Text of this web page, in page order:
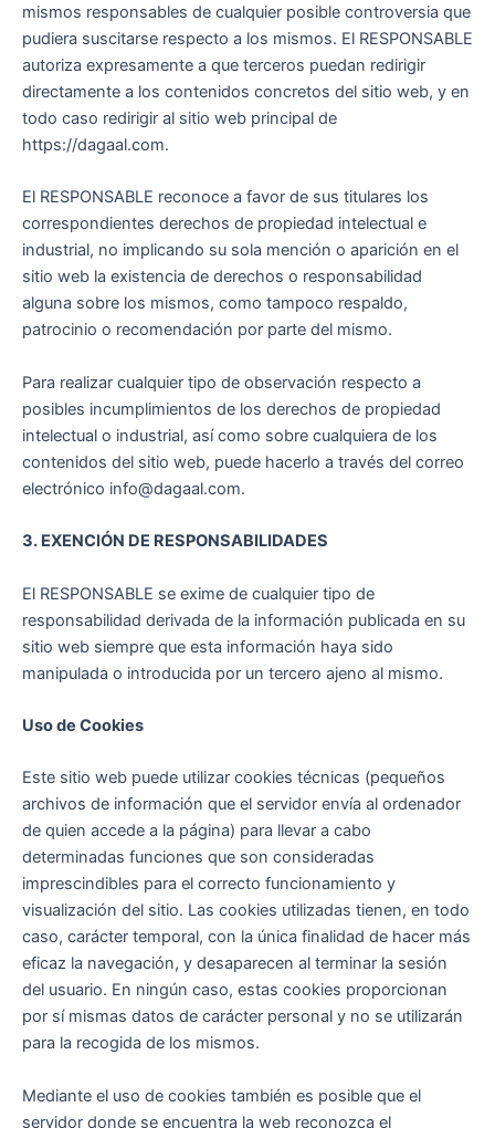
mismos responsables de cualquier posible controversia que
pudiera suscitarse respecto a los mismos. El RESPONSABLE
autoriza expresamente a que terceros puedan redirigir
directamente a los contenidos concretos del sitio web, y en
todo caso redirigir al sitio web principal de
https://dagaal.com.
El RESPONSABLE reconoce a favor de sus titulares los
correspondientes derechos de propiedad intelectual e
industrial, no implicando su sola mención o aparición en el
sitio web la existencia de derechos o responsabilidad
alguna sobre los mismos, como tampoco respaldo,
patrocinio o recomendación por parte del mismo.
Para realizar cualquier tipo de observación respecto a
posibles incumplimientos de los derechos de propiedad
intelectual o industrial, así como sobre cualquiera de los
contenidos del sitio web, puede hacerlo a través del correo
electrónico info@dagaal.com.
3. EXENCIÓN DE RESPONSABILIDADES
El RESPONSABLE se exime de cualquier tipo de
responsabilidad derivada de la información publicada en su
sitio web siempre que esta información haya sido
manipulada o introducida por un tercero ajeno al mismo.
Uso de Cookies
Este sitio web puede utilizar cookies técnicas (pequeños
archivos de información que el servidor envía al ordenador
de quien accede a la página) para llevar a cabo
determinadas funciones que son consideradas
imprescindibles para el correcto funcionamiento y
visualización del sitio. Las cookies utilizadas tienen, en todo
caso, carácter temporal, con la única finalidad de hacer más
eficaz la navegación, y desaparecen al terminar la sesión
del usuario. En ningún caso, estas cookies proporcionan
por sí mismas datos de carácter personal y no se utilizarán
para la recogida de los mismos.
Mediante el uso de cookies también es posible que el
servidor donde se encuentra la web reconozca el